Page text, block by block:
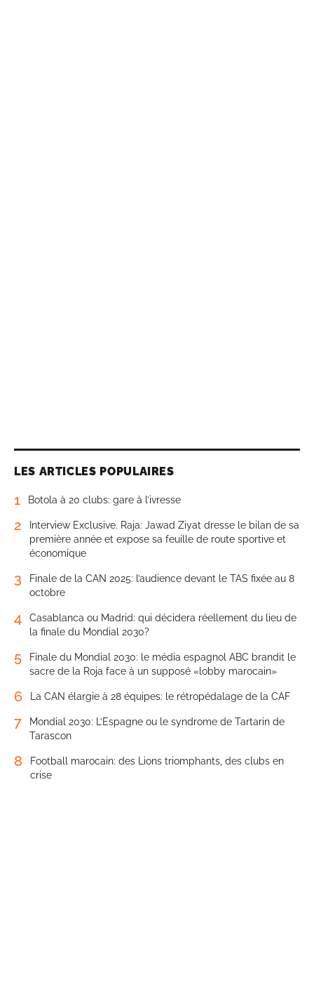
LES ARTICLES POPULAIRES
1 Botola à 20 clubs: gare à l’ivresse
2
Interview Exclusive. Raja: Jawad Ziyat dresse le bilan de sa
première année et expose sa feuille de route sportive et
économique
3
Finale de la CAN 2025: l’audience devant le TAS fixée au 8
octobre
4
Casablanca ou Madrid: qui décidera réellement du lieu de
la finale du Mondial 2030?
5
Finale du Mondial 2030: le média espagnol ABC brandit le
sacre de la Roja face à un supposé «lobby marocain»
6 La CAN élargie à 28 équipes: le rétropédalage de la CAF
7
Mondial 2030: L’Espagne ou le syndrome de Tartarin de
Tarascon
8
Football marocain: des Lions triomphants, des clubs en
crise